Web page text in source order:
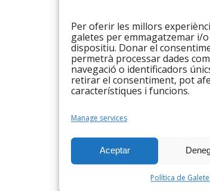
Per oferir les millors
galetes per emmagatzemar i/
dispositiu. Donar el
permetrà processar dades
navegació o identificadors
retirar el consentiment, pot
característiques i funcions.
Manage services
Aceptar
Política de